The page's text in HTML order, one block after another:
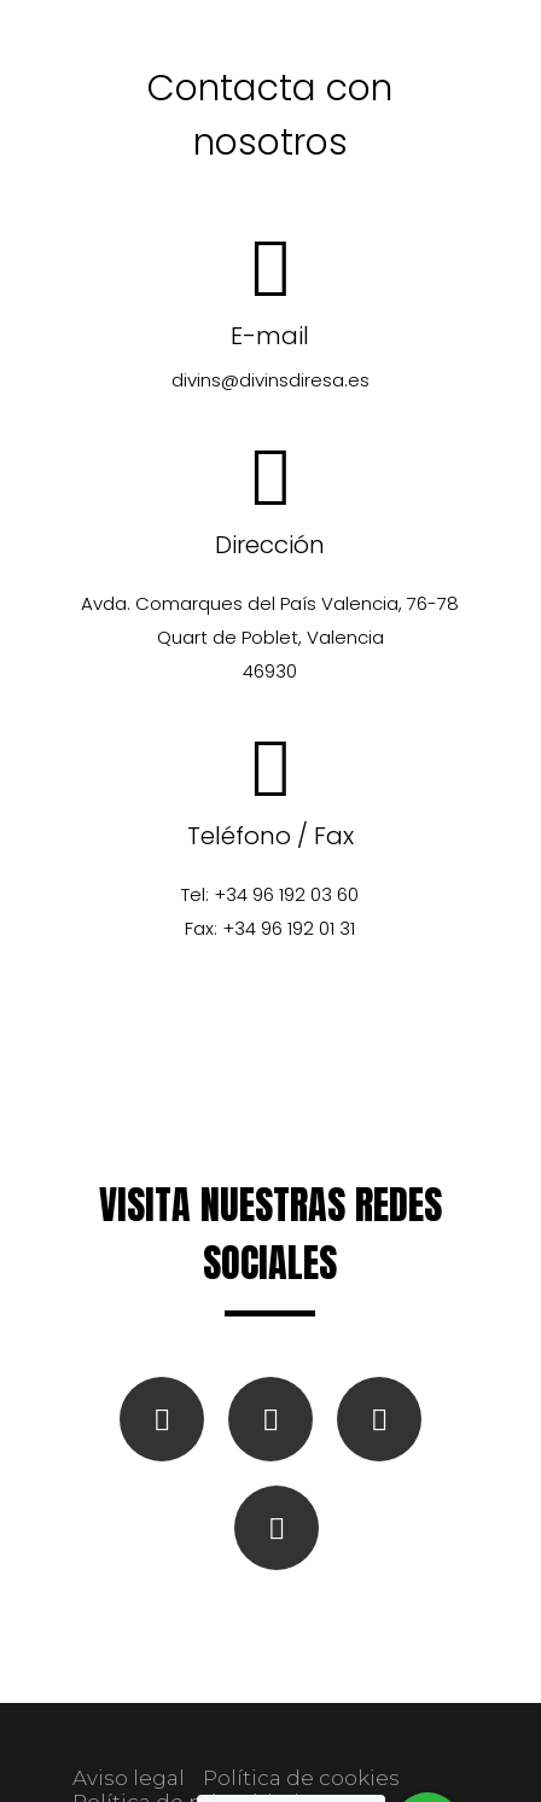
Contacta con
nosotros
E-mail
divins@divinsdiresa.es
Dirección
Avda. Comarques del País Valencia, 76-78
Quart de Poblet, Valencia
46930
Teléfono / Fax
Tel: +34 96 192 03 60
Fax: +34 96 192 01 31
VISITA NUESTRAS REDES
SOCIALES
Aviso legal
Política de cookies